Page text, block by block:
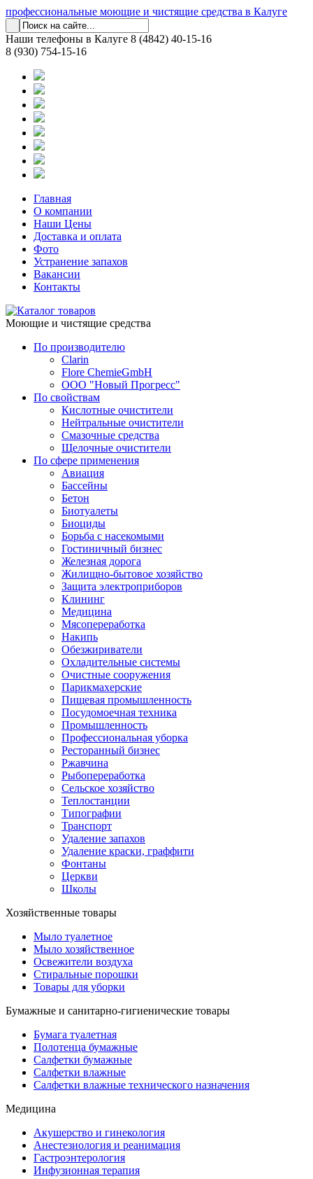
профессиональные моющие и чистящие средства в Калуге
Наши телефоны в Калуге 8 (4842) 40-15-16
8 (930) 754-15-16
Главная
О компании
Наши Цены
Доставка и оплата
Фото
Устранение запахов
Вакансии
Контакты
Моющие и чистящие средства
По производителю
Clarin
Flore ChemieGmbH
ООО "Новый Прогресс"
По свойствам
Кислотные очистители
Нейтральные очистители
Смазочные средства
Щелочные очистители
По сфере применения
Авиация
Бассейны
Бетон
Биотуалеты
Биоциды
Борьба с насекомыми
Гостиничный бизнес
Железная дорога
Жилищно-бытовое хозяйство
Защита электроприборов
Клининг
Медицина
Мясопереработка
Накипь
Обезжириватели
Охладительные системы
Очистные сооружения
Парикмахерские
Пищевая промышленность
Посудомоечная техника
Промышленность
Профессиональная уборка
Ресторанный бизнес
Ржавчина
Рыбопереработка
Сельское хозяйство
Теплостанции
Типографии
Транспорт
Удаление запахов
Удаление краски, граффити
Фонтаны
Церкви
Школы
Хозяйственные товары
Мыло туалетное
Мыло хозяйственное
Освежители воздуха
Стиральные порошки
Товары для уборки
Бумажные и санитарно-гигиенические товары
Бумага туалетная
Полотенца бумажные
Салфетки бумажные
Салфетки влажные
Салфетки влажные технического назначения
Медицина
Акушерство и гинекология
Анестезиология и реанимация
Гастроэнтерология
Инфузионная терапия